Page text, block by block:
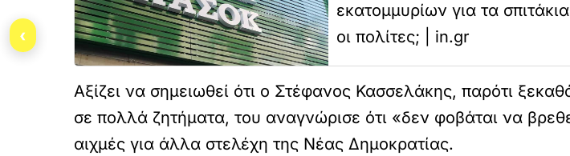
εκατομμυρίων για τα
οι πολίτες; | in.gr
Αξίζει να σημειωθεί ότι ο Στέφανος Κασσελάκης, παρότι
σε πολλά ζητήματα, του αναγνώρισε ότι «δεν φοβάται να
αιχμές για άλλα στελέχη της Νέας Δημοκρατίας.
‹